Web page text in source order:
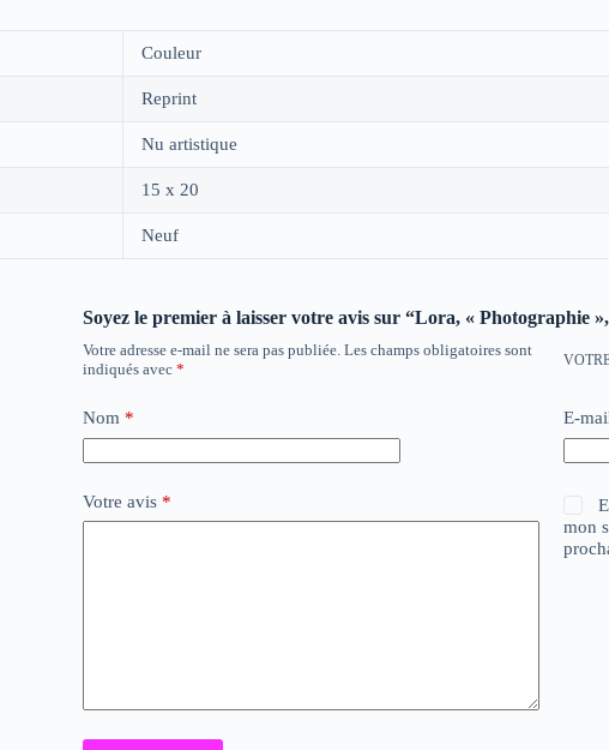
Couleur
Reprint
Nu artistique
15 x 20
Neuf
Soyez le premier à laisser votre avis sur “Lora, « Photographie
Votre adresse e-mail ne sera pas publiée. Les champs obligatoires sont
indiqués avec *
Nom * E-
Votre avis *
mon